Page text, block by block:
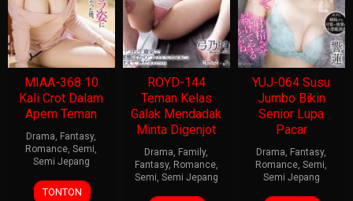
MIAA-368 10
Kali Crot Dalam
Apem Teman
Drama, Fantasy,
Romance,Semi,
Semi Jepang
TONTON
ROYD-144
Teman Kelas
Galak Mendadak
Minta Digenjot
Drama, Family,
Fantasy, Romance,
Semi, Semi Jepang
YUJ-064 Susu
Jumbo Bikin
Senior Lupa
Pacar
Drama, Fantasy,
Romance,Semi,
Semi Jepang